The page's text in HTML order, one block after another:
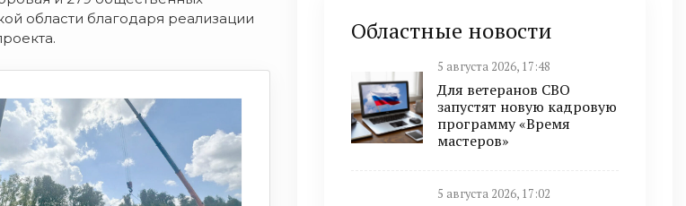
области благодаря реализации
Областные новости
5 августа 2026, 17:48
Для ветеранов СВО
запустят новую кадровую
программу «Время
мастеров»
5 августа 2026, 17:02